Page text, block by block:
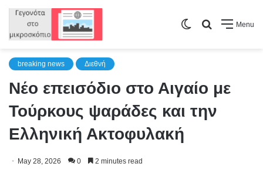
Menu
Search
Switch
breaking news Διεθνή
Νέο επεισόδιο στο Αιγαίο με
Τούρκους ψαράδες και την
Ελληνική Ακτοφυλακή
May 28, 2026 0 2 minutes read